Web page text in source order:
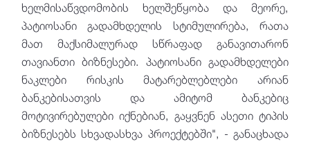
ხელმისაწვდომობის ხელშეწყობა და მეორე,
პატიოსანი გადამხდელის სტიმულირება, რათა
მათ მაქსიმალურად სწრაფად განავითარონ
თავიანთი ბიზნესები. პატიოსანი გადამხდელები
ნაკლები რისკის მატარებლებლები არიან
ბანკებისათვის და ამიტომ ბანკებიც
მოტივირებულები იქნებიან, გაყვნენ ასეთი ტიპის
ბიზნესებს სხვადასხვა პროექტებში", - განაცხადა